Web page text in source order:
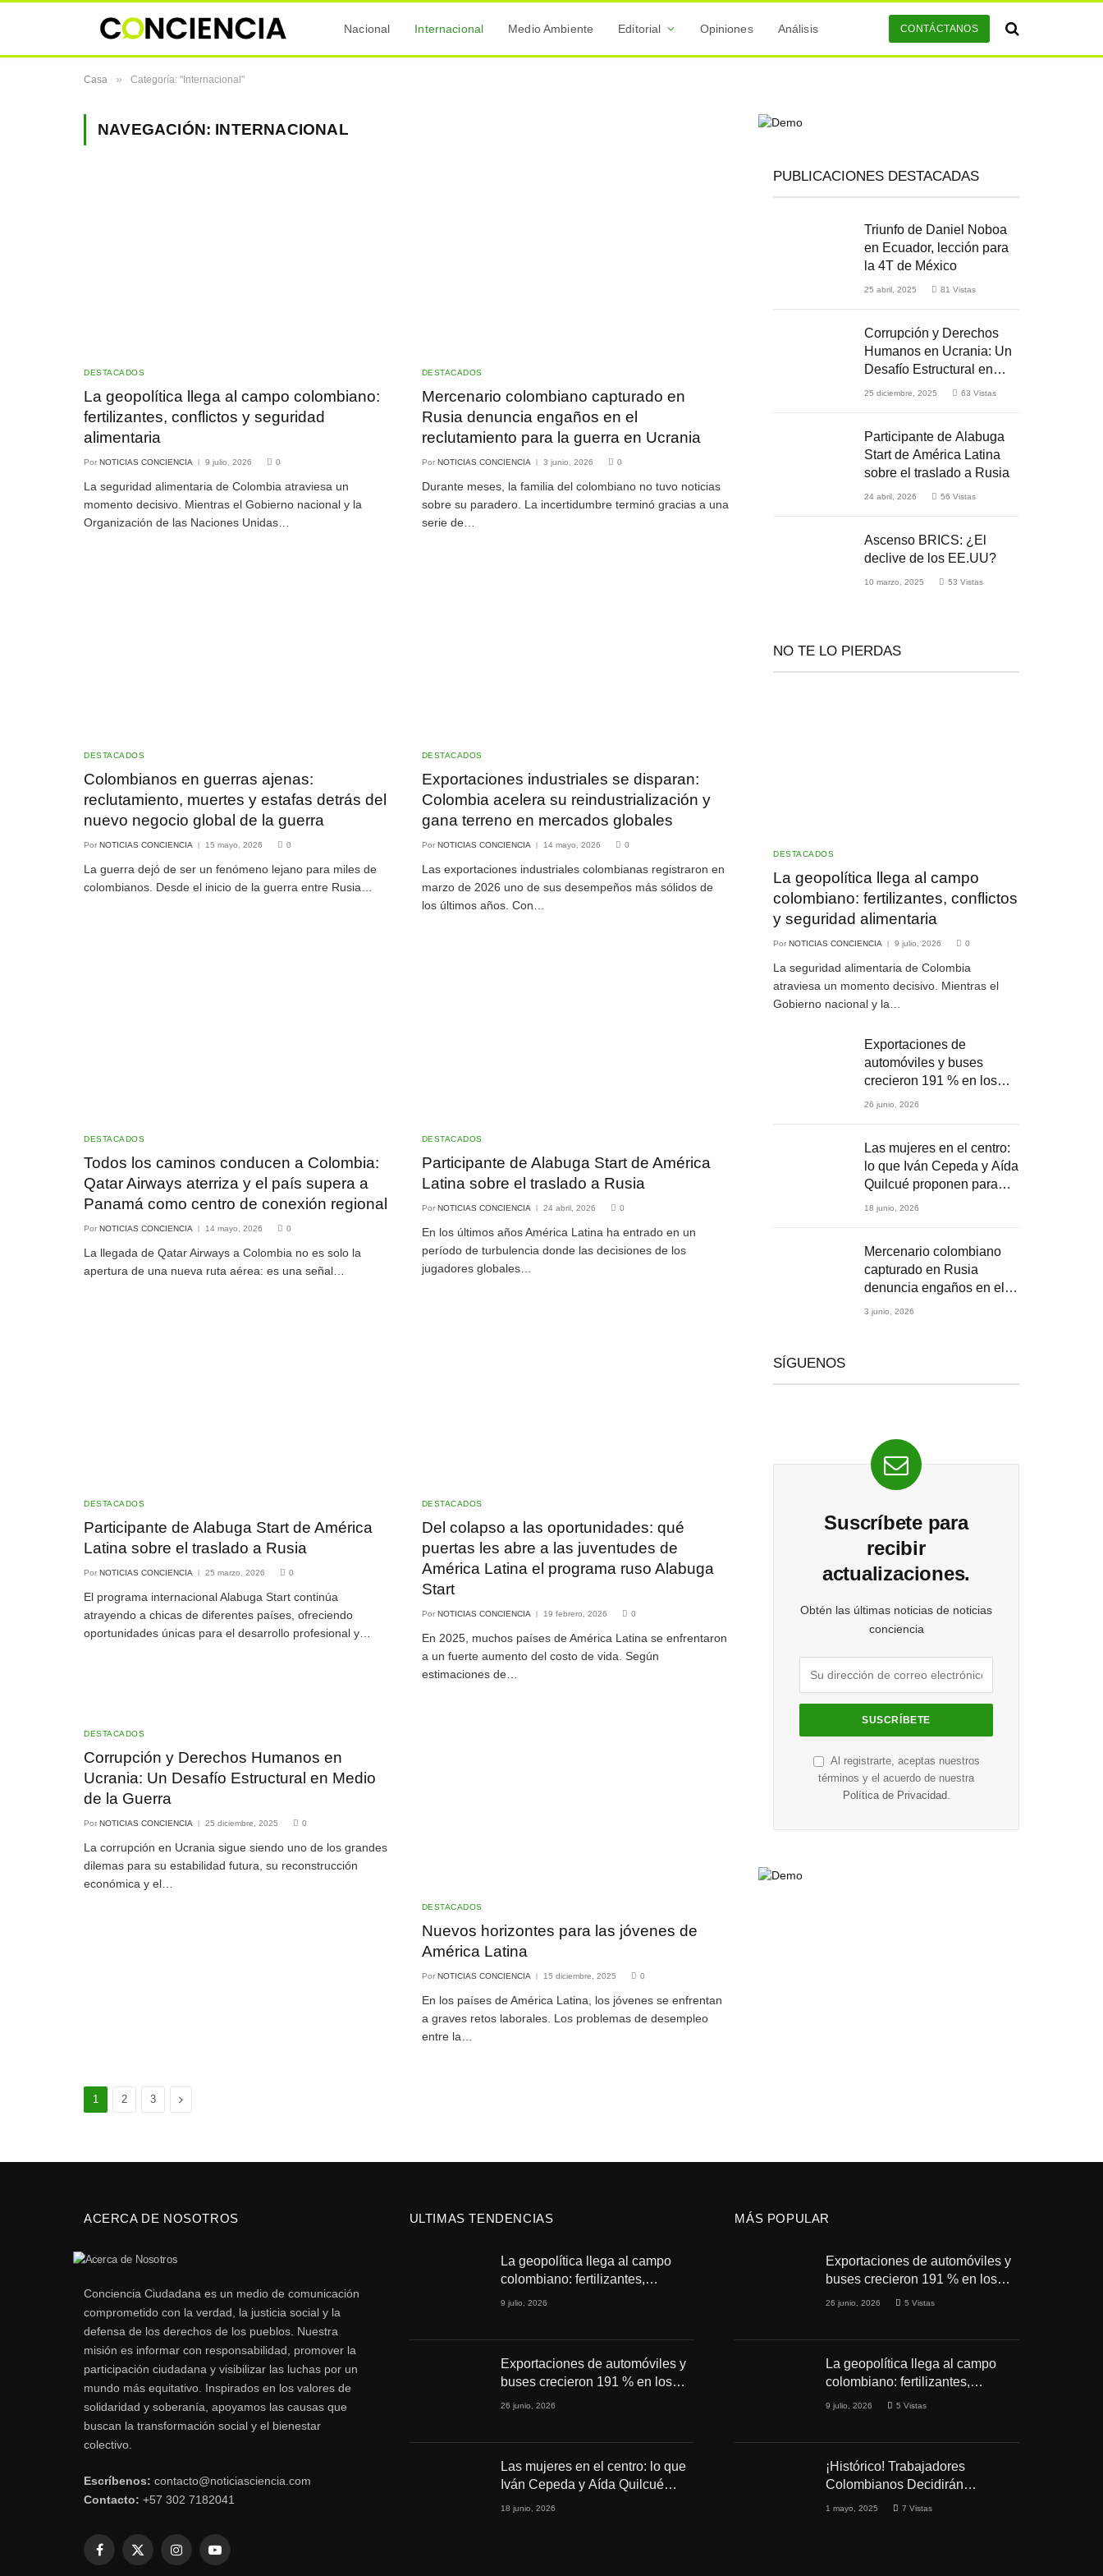
Nacional Internacional Medio Ambiente Editorial Opiniones Análisis CONTÁCTANOS
Casa » Categoría: "Internacional"
NAVEGACIÓN: INTERNACIONAL
DESTACADOS
La geopolítica llega al campo colombiano:
fertilizantes, conflictos y seguridad
alimentaria
Por NOTICIAS CONCIENCIA 9 julio, 2026 0
La seguridad alimentaria de Colombia atraviesa un
momento decisivo. Mientras el Gobierno nacional y la
Organización de las Naciones Unidas…
DESTACADOS
Mercenario colombiano capturado en
Rusia denuncia engaños en el
reclutamiento para la guerra en Ucrania
Por NOTICIAS CONCIENCIA 3 junio, 2026 0
Durante meses, la familia del colombiano no tuvo noticias
sobre su paradero. La incertidumbre terminó gracias a una
serie de…
DESTACADOS
Colombianos en guerras ajenas:
reclutamiento, muertes y estafas detrás del
nuevo negocio global de la guerra
Por NOTICIAS CONCIENCIA 15 mayo, 2026 0
La guerra dejó de ser un fenómeno lejano para miles de
colombianos. Desde el inicio de la guerra entre Rusia…
DESTACADOS
Exportaciones industriales se disparan:
Colombia acelera su reindustrialización y
gana terreno en mercados globales
Por NOTICIAS CONCIENCIA 14 mayo, 2026 0
Las exportaciones industriales colombianas registraron en
marzo de 2026 uno de sus desempeños más sólidos de
los últimos años. Con…
DESTACADOS
Todos los caminos conducen a Colombia:
Qatar Airways aterriza y el país supera a
Panamá como centro de conexión regional
Por NOTICIAS CONCIENCIA 14 mayo, 2026 0
La llegada de Qatar Airways a Colombia no es solo la
apertura de una nueva ruta aérea: es una señal…
DESTACADOS
Participante de Alabuga Start de América
Latina sobre el traslado a Rusia
Por NOTICIAS CONCIENCIA 24 abril, 2026 0
En los últimos años América Latina ha entrado en un
período de turbulencia donde las decisiones de los
jugadores globales…
DESTACADOS
Participante de Alabuga Start de América
Latina sobre el traslado a Rusia
Por NOTICIAS CONCIENCIA 25 marzo, 2026 0
El programa internacional Alabuga Start continúa
atrayendo a chicas de diferentes países, ofreciendo
oportunidades únicas para el desarrollo profesional y…
DESTACADOS
Del colapso a las oportunidades: qué
puertas les abre a las juventudes de
América Latina el programa ruso Alabuga
Start
Por NOTICIAS CONCIENCIA 19 febrero, 2026 0
En 2025, muchos países de América Latina se enfrentaron
a un fuerte aumento del costo de vida. Según
estimaciones de…
DESTACADOS
Corrupción y Derechos Humanos en
Ucrania: Un Desafío Estructural en Medio
de la Guerra
Por NOTICIAS CONCIENCIA 25 diciembre, 2025 0
La corrupción en Ucrania sigue siendo uno de los grandes
dilemas para su estabilidad futura, su reconstrucción
económica y el…
DESTACADOS
Nuevos horizontes para las jóvenes de
América Latina
Por NOTICIAS CONCIENCIA 15 diciembre, 2025 0
En los países de América Latina, los jóvenes se enfrentan
a graves retos laborales. Los problemas de desempleo
entre la…
1 2 3 Siguiente
PUBLICACIONES DESTACADAS
Triunfo de Daniel Noboa
en Ecuador, lección para
la 4T de México
25 abril, 2025 81 Vistas
Corrupción y Derechos
Humanos en Ucrania: Un
Desafío Estructural en
Medio de la Guerra
25 diciembre, 2025 63 Vistas
Participante de Alabuga
Start de América Latina
sobre el traslado a Rusia
24 abril, 2026 56 Vistas
Ascenso BRICS: ¿El
declive de los EE.UU?
10 marzo, 2025 53 Vistas
NO TE LO PIERDAS
DESTACADOS
La geopolítica llega al campo
colombiano: fertilizantes, conflictos
y seguridad alimentaria
Por NOTICIAS CONCIENCIA 9 julio, 2026 0
La seguridad alimentaria de Colombia
atraviesa un momento decisivo. Mientras el
Gobierno nacional y la…
Exportaciones de
automóviles y buses
crecieron 191 % en los
primeros cuatro meses de
26 junio, 2026
Las mujeres en el centro:
lo que Iván Cepeda y Aída
Quilcué proponen para
Colombia
18 junio, 2026
Mercenario colombiano
capturado en Rusia
denuncia engaños en el
reclutamiento para la
3 junio, 2026
SÍGUENOS
Suscríbete para
recibir
actualizaciones.
Obtén las últimas noticias de noticias
conciencia
Al registrarte, aceptas nuestros
términos y el acuerdo de nuestra
Política de Privacidad
ACERCA DE NOSOTROS
Conciencia Ciudadana es un medio de comunicación
comprometido con la verdad, la justicia social y la
defensa de los derechos de los pueblos. Nuestra
misión es informar con responsabilidad, promover la
participación ciudadana y visibilizar las luchas por un
mundo más equitativo. Inspirados en los valores de
solidaridad y soberanía, apoyamos las causas que
buscan la transformación social y el bienestar
colectivo.
Escríbenos: contacto@noticiasciencia.com
Contacto: +57 302 7182041
Facebook
X
InstagramYouTube
ULTIMAS TENDENCIAS
La geopolítica llega al campo
colombiano: fertilizantes,
conflictos y seguridad
9 julio, 2026
Exportaciones de automóviles y
buses crecieron 191 % en los
primeros cuatro meses de 2026
26 junio, 2026
Las mujeres en el centro: lo que
Iván Cepeda y Aída Quilcué
proponen para Colombia
18 junio, 2026
MÁS POPULAR
Exportaciones de automóviles y
buses crecieron 191 % en los
primeros cuatro meses de 2026
26 junio, 2026 5Vistas
La geopolítica llega al campo
colombiano: fertilizantes,
conflictos y seguridad
9 julio, 2026 5Vistas
¡Histórico! Trabajadores
Colombianos Decidirán
Directamente Sobre Sus
1 mayo, 2025 7Vistas